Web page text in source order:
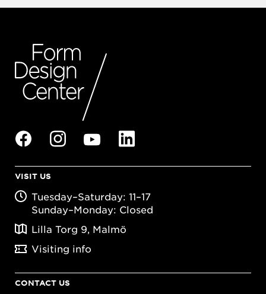
VISIT US
Tuesday–Saturday: 11–17
Sunday–Monday: Closed
Lilla Torg 9, Malmö
Visiting info
CONTACT US